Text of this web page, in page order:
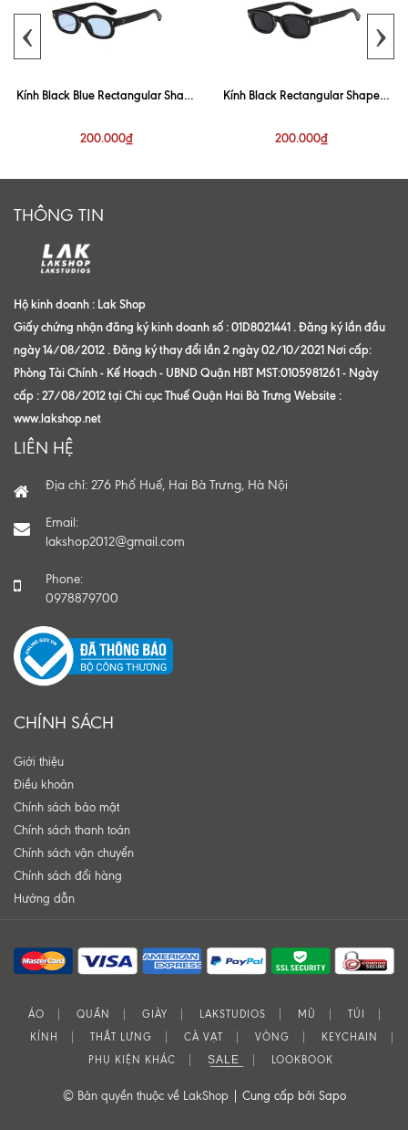
Kính Black Blue Rectangular Shape
200.000₫
Kính Black Rectangular Shape
200.000₫
‹ ›
THÔNG TIN
Hộ kinh doanh : Lak Shop
Giấy chứng nhận đăng ký kinh doanh số : 01D8021441 . Đăng ký lần đầu
ngày 14/08/2012 . Đăng ký thay đổi lần 2 ngày 02/10/2021 Nơi cấp:
Phòng Tài Chính - Kế Hoạch - UBND Quận HBT MST:0105981261 - Ngày
cấp : 27/08/2012 tại Chi cục Thuế Quận Hai Bà Trưng Website :
www.lakshop.net
LIÊN HỆ
Địa chỉ: 276 Phố Huế, Hai Bà Trưng, Hà Nội
Email:
lakshop2012@gmail.com
Phone:
0978879700
CHÍNH SÁCH
Giới thiệu
Điều khoản
Chính sách bảo mật
Chính sách thanh toán
Chính sách vận chuyển
Chính sách đổi hàng
Hướng dẫn
ÁO QUẦN GIÀY LAKSTUDIOS MŨ
TÚI
KÍNH
THẮT LƯNG CÀ VẠT VÒNG
KEYCHAIN
PHỤ KIỆN KHÁC
S͟A͟L͟E͟ LOOKBOOK
© Bản quyền thuộc về LakShop | Cung cấp bởi Sapo